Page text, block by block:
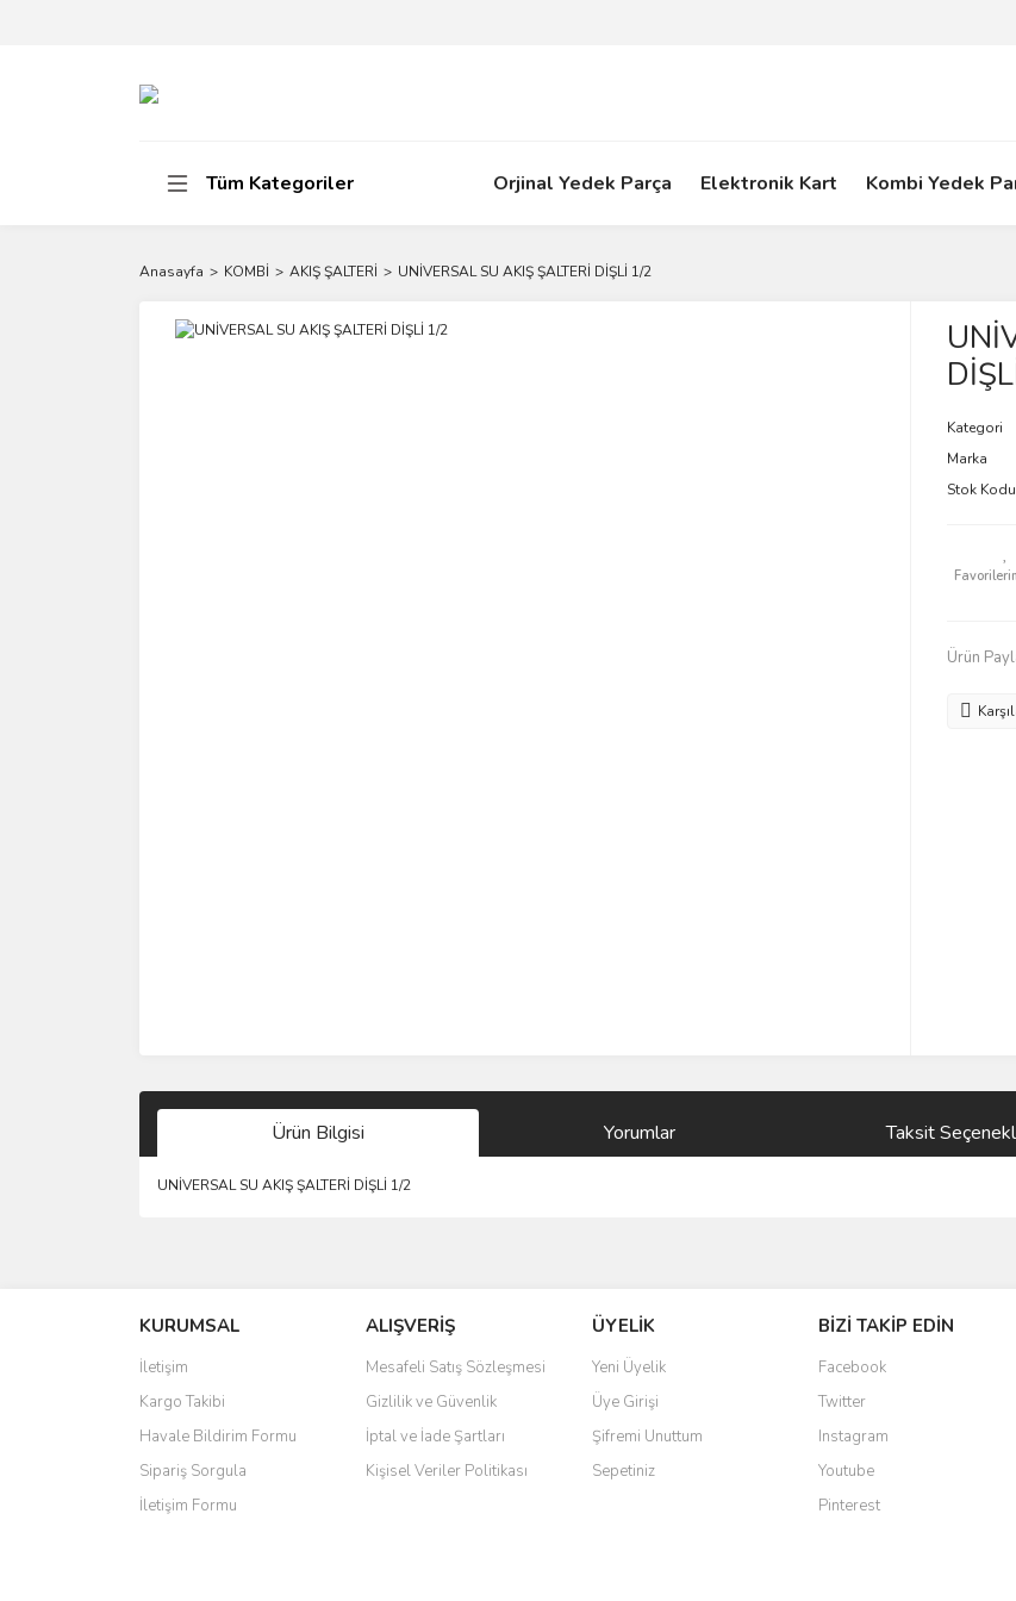
Tüm Kategoriler Orjinal Yedek Parça Elektronik Kart Kombi Yedek
Anasayfa KOMBİ AKIŞ ŞALTERİ UNİVERSAL SU AKIŞ ŞALTERİ DİŞLİ 1/2
Kategori
Marka
Stok Kodu
Ürün
Ürün Bilgisi Yorumlar Taksit
UNİVERSAL SU AKIŞ ŞALTERİ DİŞLİ 1/2
Ürün resmi kalitesiz, bozuk veya görüntülenemiyor.
Ürün açıklamasında eksik bilgiler bulunuyor.
Ürün bilgilerinde hatalar bulunuyor.
Ürün fiyatı diğer sitelerden daha pahalı.
Bu ürüne benzer farklı alternatifler olmalı.
KURUMSAL
İletişim
Kargo Takibi
Havale Bildirim Formu
Sipariş Sorgula
İletişim Formu
ALIŞVERİŞ
Mesafeli Satış Sözleşmesi
Gizlilik ve Güvenlik
İptal ve İade Şartları
Kişisel Veriler Politikası
ÜYELİK
Yeni Üyelik
Üye Girişi
Şifremi Unuttum
Sepetiniz
BİZİ TAKİP EDİN
Facebook
Twitter
Instagram
Youtube
Pinterest